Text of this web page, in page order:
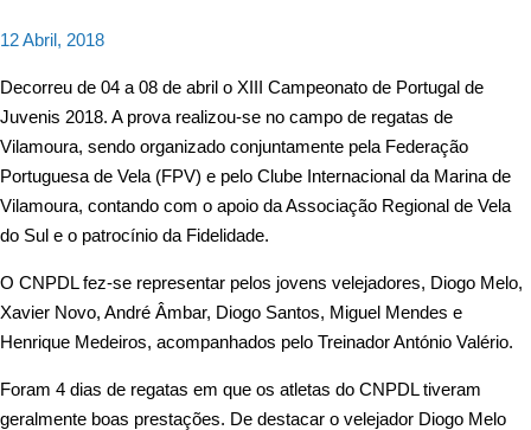
12 Abril, 2018
Decorreu de 04 a 08 de abril o XIII Campeonato de Portugal de
Juvenis 2018. A prova realizou-se no campo de regatas de
Vilamoura, sendo organizado conjuntamente pela Federação
Portuguesa de Vela (FPV) e pelo Clube Internacional da Marina de
Vilamoura, contando com o apoio da Associação Regional de Vela
do Sul e o patrocínio da Fidelidade.
O CNPDL fez-se representar pelos jovens velejadores, Diogo Melo,
Xavier Novo, André Âmbar, Diogo Santos, Miguel Mendes e
Henrique Medeiros, acompanhados pelo Treinador António Valério.
Foram 4 dias de regatas em que os atletas do CNPDL tiveram
geralmente boas prestações. De destacar o velejador Diogo Melo